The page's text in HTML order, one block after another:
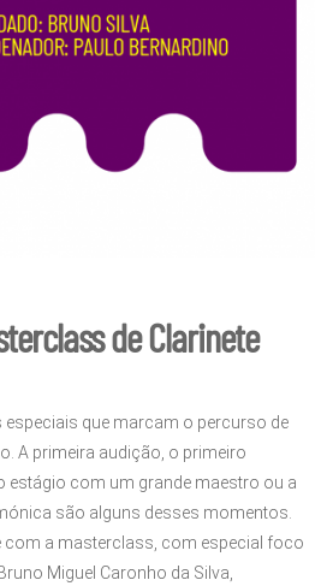
de Clarinete
que marcam o percurso de
A primeira audição, o primeiro
estágio com um grande maestro ou a
são alguns desses momentos.
com a masterclass, com especial foco
Miguel Caronho da Silva,